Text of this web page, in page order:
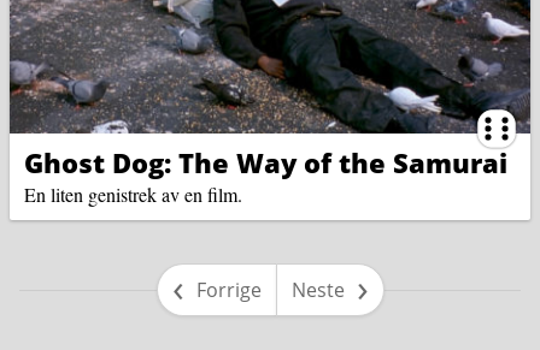
Ghost Dog: The Way of the Samurai
En liten genistrek av en film.
ForrigesideNesteside